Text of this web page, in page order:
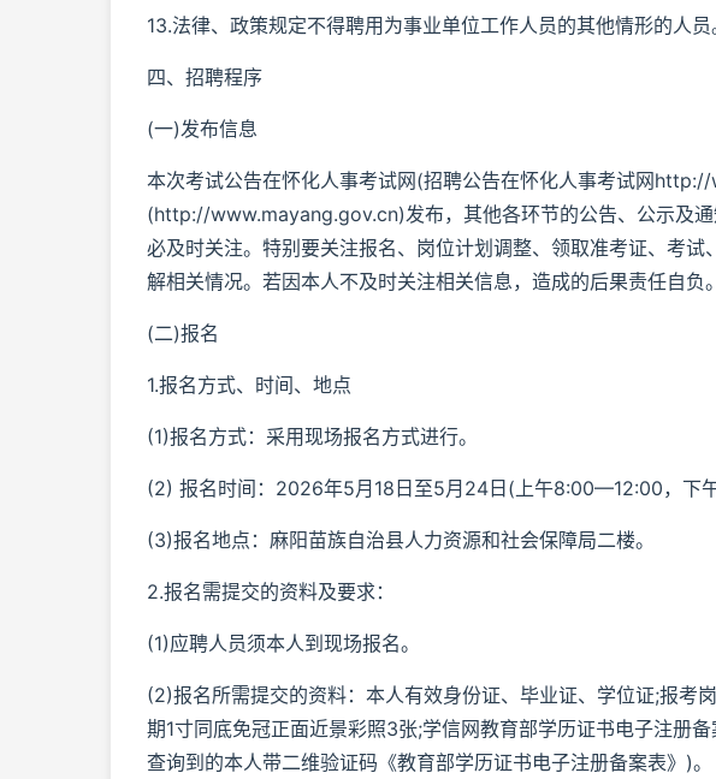
13.法律、政策规定不得聘用为事业单位工作人员的其他情形的人员
四、招聘程序
(一)发布信息
本次考试公告在怀化人事考试网(招聘公告在怀化人事考试网
(http://www.mayang.gov.cn)发布，其他各环节的公告、公示及
必及时关注。特别要关注报名、岗位计划调整、领取准考证、考
解相关情况。若因本人不及时关注相关信息，造成的后果责任自负。
(二)报名
1.报名方式、时间、地点
(1)报名方式：采用现场报名方式进行。
(2) 报名时间：2026年5月18日至5月24日(上午8:00—12:00，下
(3)报名地点：麻阳苗族自治县人力资源和社会保障局二楼。
2.报名需提交的资料及要求：
(1)应聘人员须本人到现场报名。
(2)报名所需提交的资料：本人有效身份证、毕业证、学位证;报考
期1寸同底免冠正面近景彩照3张;学信网教育部学历证书电子注册
查询到的本人带二维验证码《教育部学历证书电子注册备案表》)。